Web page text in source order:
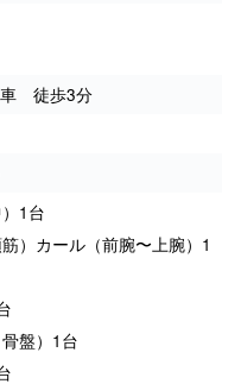
徒歩3分
1台
）カール（前腕〜上腕）1
盤）1台